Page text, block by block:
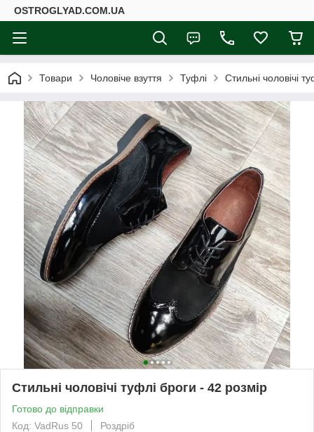
ОSTROGLYAD.СOM.UA
Товари Чоловіче взуття Туфлі Стильні чоловічі
Стильні чоловічі туфлі броги - 42 розмір
Готово до відправки
Код: VadRus 50
Роздріб